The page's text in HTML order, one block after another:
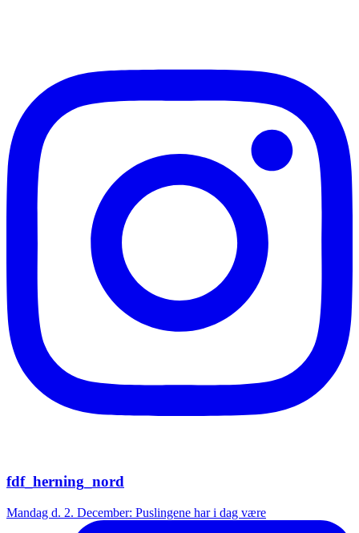
fdf_herning_nord
Mandag d. 2. December: Puslingene har i dag være